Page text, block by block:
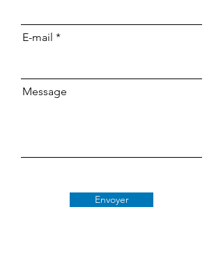
E-mail
Message
Envoyer